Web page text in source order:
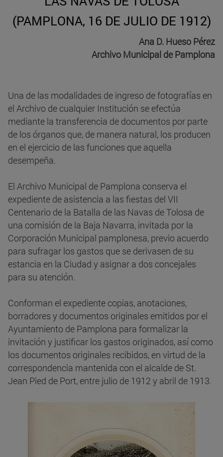
(PAMPLONA, 16 DE JULIO DE 1912)
Ana D. Hueso Pérez
Archivo Municipal de Pamplona
Una de las modalidades de ingreso de fotografías en
el Archivo de cualquier Institución se efectúa
mediante la transferencia de documentos por parte
de los órganos que, de manera natural, los producen
en el ejercicio de las funciones que aquella
desempeña.
El Archivo Municipal de Pamplona conserva el
expediente de asistencia a las fiestas del VII
Centenario de la Batalla de las Navas de Tolosa de
una comisión de la Baja Navarra, invitada por la
Corporación Municipal pamplonesa, previo acuerdo
para sufragar los gastos que se derivasen de su
estancia en la Ciudad y asignar a dos concejales
para su atención.
Conforman el expediente copias, anotaciones,
borradores y documentos originales emitidos por el
Ayuntamiento de Pamplona para formalizar la
invitación y justificar los gastos originados, así como
los documentos originales recibidos, en virtud de la
correspondencia mantenida con el alcalde de St.
Jean Pied de Port, entre julio de 1912 y abril de 1913.